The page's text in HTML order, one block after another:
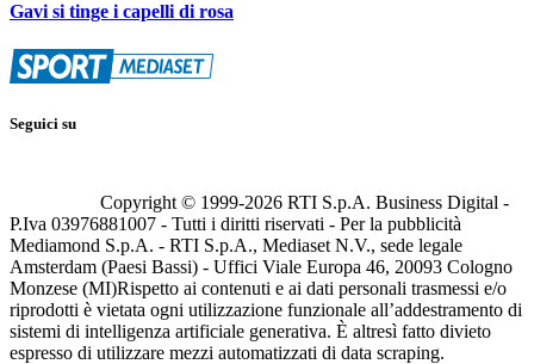
Gavi si tinge i capelli di rosa
Seguici su
Copyright © 1999-2026 RTI S.p.A. Business Digital -
P.Iva 03976881007 - Tutti i diritti riservati - Per la pubblicità
Mediamond S.p.A. - RTI S.p.A., Mediaset N.V., sede legale
Amsterdam (Paesi Bassi) - Uffici Viale Europa 46, 20093 Cologno
Monzese (MI)Rispetto ai contenuti e ai dati personali trasmessi e/o
riprodotti è vietata ogni utilizzazione funzionale all’addestramento di
sistemi di intelligenza artificiale generativa. È altresì fatto divieto
espresso di utilizzare mezzi automatizzati di data scraping.